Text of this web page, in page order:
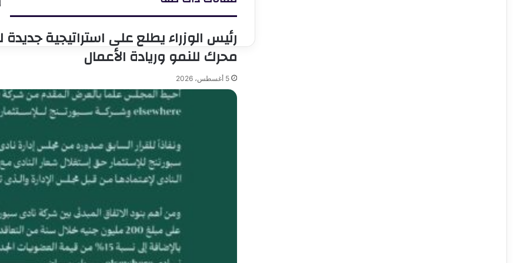
رئيس الوزراء يطلع على استراتيجية
محرك للنمو وريادة الأعمال
5 أغسطس، 2026